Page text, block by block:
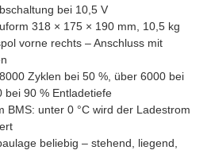
bei 10,5 V
318 × 175 × 190 mm, 10,5 kg
vorne rechts – Anschluss mit
Zyklen bei 50 %, über 6000 bei
bei 90 % Entladetiefe
BMS: unter 0 °C wird der Ladestrom
beliebig – stehend, liegend,